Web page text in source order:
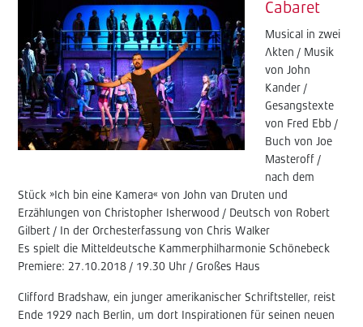
Cabaret
Musical in zwei
Akten / Musik
von John
Kander /
Gesangstexte
von Fred Ebb /
Buch von Joe
Masteroff /
nach dem
Stück »Ich bin eine Kamera« von John van Druten und
Erzählungen von Christopher Isherwood / Deutsch von Robert
Gilbert / In der Orchesterfassung von Chris Walker
Es spielt die Mitteldeutsche Kammerphilharmonie Schönebeck
Premiere: 27.10.2018 / 19.30 Uhr / Großes Haus
Clifford Bradshaw, ein junger amerikanischer Schriftsteller, reist
Ende 1929 nach Berlin, um dort Inspirationen für seinen neuen